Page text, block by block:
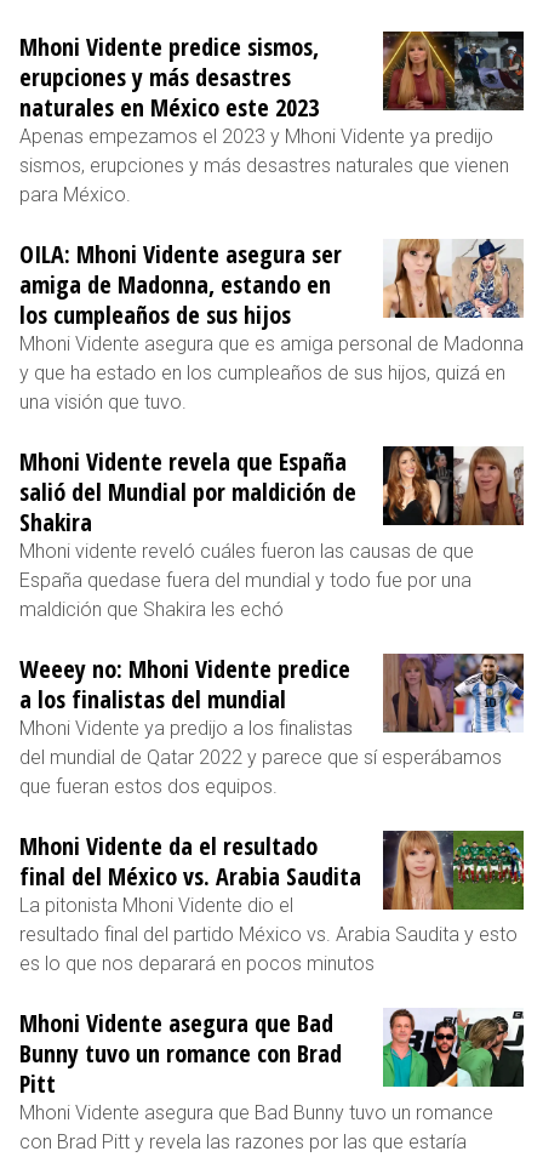
Mhoni Vidente predice sismos,
erupciones y más desastres
naturales en México este 2023
Apenas empezamos el 2023 y Mhoni Vidente ya predijo
sismos, erupciones y más desastres naturales que vienen
para México.
OILA: Mhoni Vidente asegura ser
amiga de Madonna, estando en
los cumpleaños de sus hijos
Mhoni Vidente asegura que es amiga personal de Madonna
y que ha estado en los cumpleaños de sus hijos, quizá en
una visión que tuvo.
Mhoni Vidente revela que España
salió del Mundial por maldición de
Shakira
Mhoni vidente reveló cuáles fueron las causas de que
España quedase fuera del mundial y todo fue por una
maldición que Shakira les echó
Weeey no: Mhoni Vidente predice
a los finalistas del mundial
Mhoni Vidente ya predijo a los finalistas
del mundial de Qatar 2022 y parece que sí esperábamos
que fueran estos dos equipos.
Mhoni Vidente da el resultado
final del México vs. Arabia Saudita
La pitonista Mhoni Vidente dio el
resultado final del partido México vs. Arabia Saudita y esto
es lo que nos deparará en pocos minutos
Mhoni Vidente asegura que Bad
Bunny tuvo un romance con Brad
Pitt
Mhoni Vidente asegura que Bad Bunny tuvo un romance
con Brad Pitt y revela las razones por las que estaría